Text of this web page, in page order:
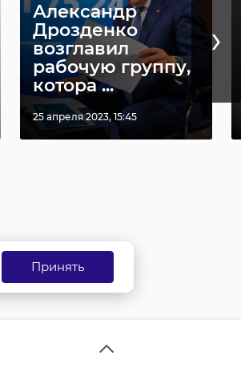
Александр
Дрозденко
возглавил
рабочую группу,
котора ...
25 апреля 2023, 15:45
›
Принять